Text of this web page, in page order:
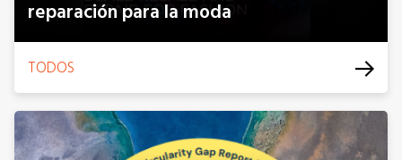
reparación para la moda
TODOS